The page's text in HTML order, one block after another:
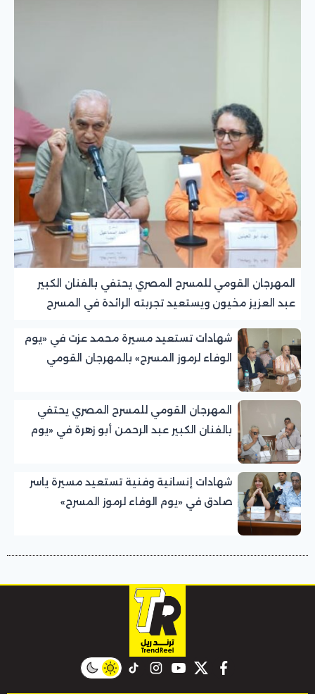
المهرجان القومي للمسرح المصري يحتفي بالفنان الكبير
عبد العزيز مخيون ويستعيد تجربته الرائدة في المسرح
شهادات تستعيد مسيرة محمد عزت في «يوم
الوفاء لرموز المسرح» بالمهرجان القومي
المهرجان القومي للمسرح المصري يحتفي
بالفنان الكبير عبد الرحمن أبو زهرة في «يوم
شهادات إنسانية وفنية تستعيد مسيرة ياسر
صادق في «يوم الوفاء لرموز المسرح»
facebook
twitter
youtube
instagram
tiktok